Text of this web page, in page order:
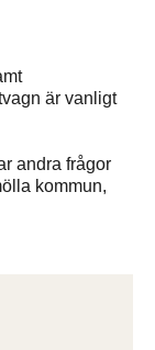
är vanligt
andra frågor
kommun,